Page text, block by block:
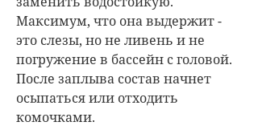
Максимум, что она выдержит -
это слезы, но не ливень и не
погружение в бассейн с головой.
После заплыва состав начнет
осыпаться или отходить
комочками.